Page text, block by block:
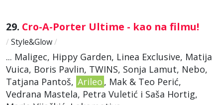
29. Cro-A-Porter Ultime - kao na filmu!
/ Style&Glow/
... Maligec, Hippy Garden, Linea Exclusive, Matija
Vuica, Boris Pavlin, TWINS, Sonja Lamut, Nebo,
Tatjana Pantoš, Arileo , Mak & Teo Perić,
Vedrana Mastela, Petra Vuletić i Saša Hortig,